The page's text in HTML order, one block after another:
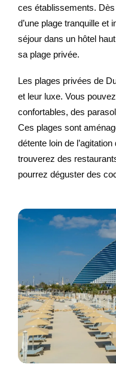
ces établissements.
d’une plage tranquille et
séjour dans un hôtel
sa plage privée.
Les plages privées de
et leur luxe. Vous
confortables, des
Ces plages sont
détente loin de
trouverez des
pourrez déguster des